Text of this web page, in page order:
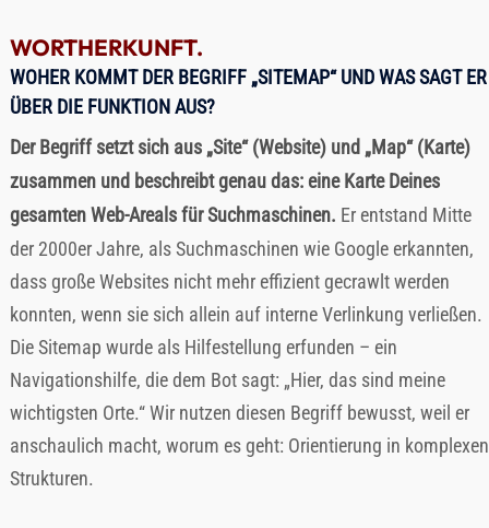
WORTHERKUNFT.
WOHER KOMMT DER BEGRIFF „SITEMAP“ UND WAS SAGT ER
ÜBER DIE FUNKTION AUS?
Der Begriff setzt sich aus „Site“ (Website) und „Map“ (Karte)
zusammen und beschreibt genau das: eine Karte Deines
gesamten Web-Areals für Suchmaschinen. Er entstand Mitte
der 2000er Jahre, als Suchmaschinen wie Google erkannten,
dass große Websites nicht mehr effizient gecrawlt werden
konnten, wenn sie sich allein auf interne Verlinkung verließen.
Die Sitemap wurde als Hilfestellung erfunden – ein
Navigationshilfe, die dem Bot sagt: „Hier, das sind meine
wichtigsten Orte.“ Wir nutzen diesen Begriff bewusst, weil er
anschaulich macht, worum es geht: Orientierung in komplexen
Strukturen.